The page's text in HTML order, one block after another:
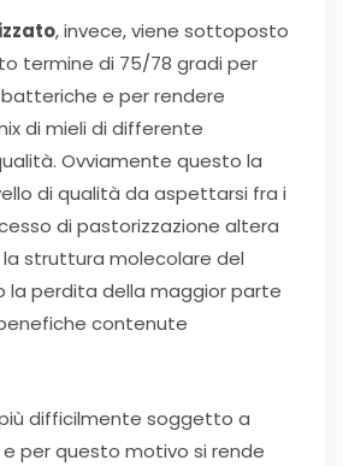
, invece, viene sottoposto
termine di 75/78 gradi per
e per rendere
di mieli di differente
Ovviamente questo la
di qualità da aspettarsi fra i
di pastorizzazione altera
struttura molecolare del
la perdita della maggior parte
contenute
difficilmente soggetto a
per questo motivo si rende